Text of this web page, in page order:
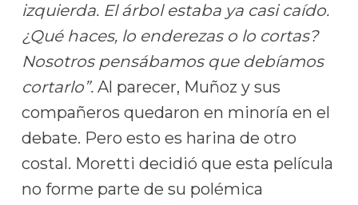
izquierda. El árbol estaba ya casi caído.
¿Qué haces, lo enderezas o lo cortas?
Nosotros pensábamos que debíamos
cortarlo”. Al parecer, Muñoz y sus
compañeros quedaron en minoría en el
debate. Pero esto es harina de otro
costal. Moretti decidió que esta película
no forme parte de su polémica